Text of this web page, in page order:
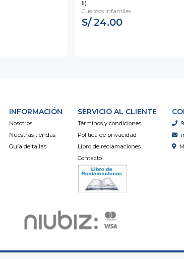
II)
Cuentos Infantiles
S/ 24.00
INFORMACIÓN
Nosotros
Nuestras tiendas
Guía de tallas
SERVICIO AL CLIENTE
Términos y condiciones
Política de privacidad
Libro de reclamaciones
Contacto